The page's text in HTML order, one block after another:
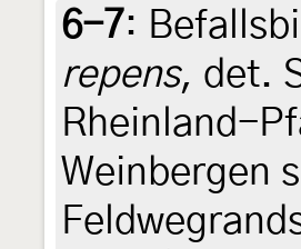
6-7:
repens, det.
Rheinland-
Weinbergen